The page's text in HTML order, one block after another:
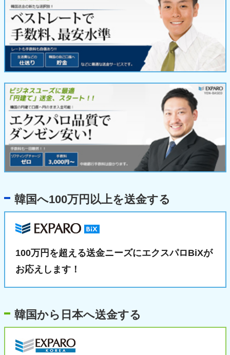
韓国へ100万円以上を送金する
100万円を超える送金ニーズにエクスパロBiXが
お応えします！
韓国から日本へ送金する